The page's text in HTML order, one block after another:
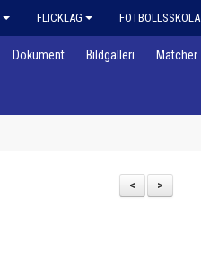
FLICKLAG FOTBOLLSSKOLA
Dokument Bildgalleri Matcher
>
<